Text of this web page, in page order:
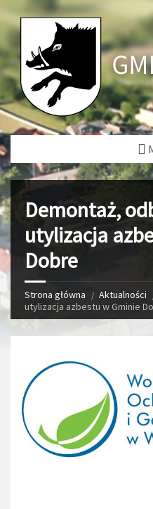
Demontaż,
utylizacja
Dobre
Strona główna Aktualności
utylizacja azbestu w Gminie